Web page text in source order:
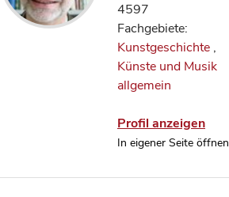
4597
Fachgebiete:
Kunstgeschichte ,
Künste und Musik
allgemein
Profil anzeigen
In eigener Seite öffnen